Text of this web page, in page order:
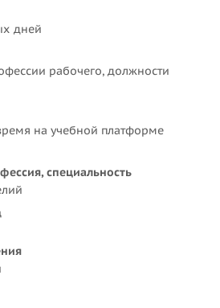
дней
рабочего, должности
на учебной платформе
специальность